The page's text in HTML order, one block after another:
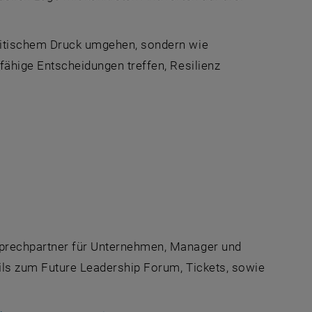
Druck umgehen, sondern wie
Entscheidungen treffen, Resilienz
für Unternehmen, Manager und
zum Future Leadership Forum, Tickets, sowie